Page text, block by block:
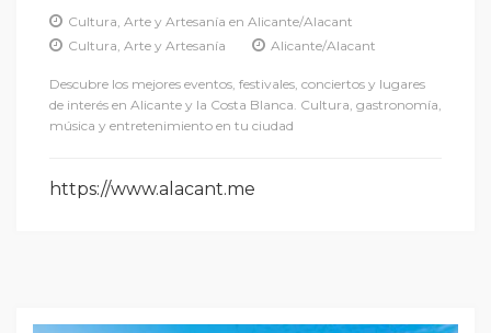
Cultura, Arte y Artesanía en Alicante/Alacant
Cultura, Arte y Artesanía
Alicante/Alacant
Descubre los mejores eventos, festivales, conciertos y lugares
de interés en Alicante y la Costa Blanca. Cultura, gastronomía,
música y entretenimiento en tu ciudad
https://www.alacant.me